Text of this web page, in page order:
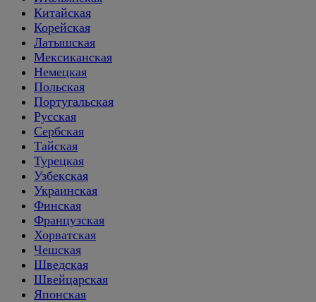
Китайская
Корейская
Латышская
Мексиканская
Немецкая
Польская
Португальская
Русская
Сербская
Тайская
Турецкая
Узбекская
Украинская
Финская
Французская
Хорватская
Чешская
Шведская
Швейцарская
Японская